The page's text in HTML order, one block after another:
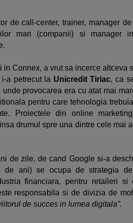
de call-center, trainer, manager de
mari (companii) si manager
in Connex, a vrut sa incerce altceva
a petrecut la Unicredit Tiriac, ca
provocarea era cu atat mai
pentru care tehnologia
Proiectele din online
drumul spre una dintre cele mai
de zile, de cand Google si-a
de ani) se ocupa de strategia
financiara, pentru retaileri si
responsabila si de divizia de
de succes in lumea digitala”.